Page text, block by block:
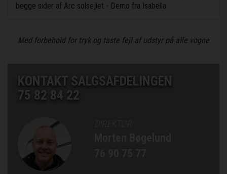
begge sider af Arc solsejlet - Demo fra Isabella
Med forbehold for tryk og taste fejl af udstyr på alle vogne
KONTAKT SALGSAFDELINGEN
75 82 84 22